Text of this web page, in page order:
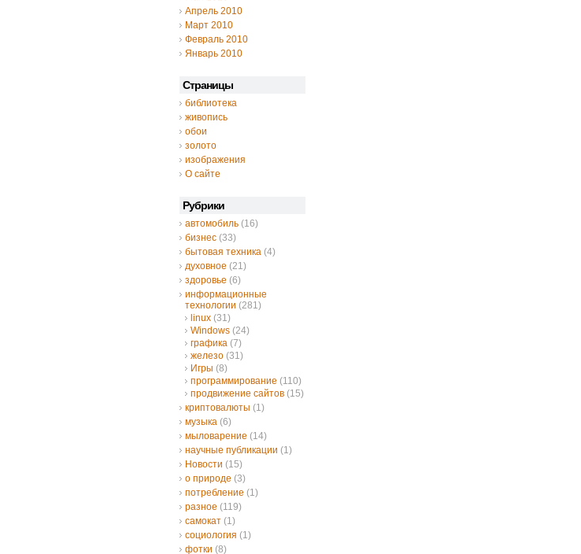
Апрель 2010
Март 2010
Февраль 2010
Январь 2010
Страницы
библиотека
живопись
обои
золото
изображения
О сайте
Рубрики
автомобиль (16)
бизнес (33)
бытовая техника (4)
духовное (21)
здоровье (6)
информационные
технологии (281)
linux (31)
Windows (24)
графика (7)
железо (31)
Игры (8)
программирование (110)
продвижение сайтов (15)
криптовалюты (1)
музыка (6)
мыловарение (14)
научные публикации (1)
Новости (15)
о природе (3)
потребление (1)
разное (119)
самокат (1)
социология (1)
фотки (8)